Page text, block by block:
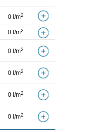
0 l/m2
0 l/m2
0 l/m2
0 l/m2
0 l/m2
0 l/m2